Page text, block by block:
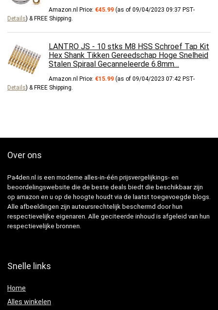
Amazon.nl Price: €45.99 (as of 09/04/2023 09:37 PST-
Details) & FREE Shipping
LANTRO JS - 10 stks M8 HSS Schroef Tap Kit
Hex Shank Tikken Gereedschap Hoge Snelheid
Stalen Spiraal Gecanneleerde 6.8mm…
Amazon.nl Price: €15.99 (as of 09/04/2023 07:42 PST-
Details) & FREE Shipping
Over ons
Pa4den.nl is een moderne alles-in-één prijsvergelijkings- en
beoordelingswebsite die de beste deals biedt die beschikbaar zijn
op amazon en u op de hoogte houdt via de laatst toegevoegde blogs.
Alle afbeeldingen zijn auteursrechtelijk beschermd door hun
respectievelijke eigenaren. Alle geciteerde inhoud is afgeleid van hun
respectievelijke bronnen.
Snelle links
Home
Alles winkelen